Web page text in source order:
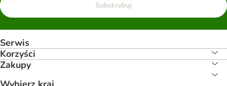
Subskrybuj
Serwis
Korzyści
Zakupy